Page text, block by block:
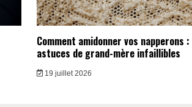
Comment amidonner vos napperons :
astuces de grand-mère infaillibles
19 juillet 2026